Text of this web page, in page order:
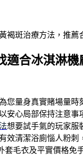
褐斑治療方法，推
適合冰淇淋
您量身真實賭場量時
安心局部保持注意事
想要試手氣的玩家服
效清潔浴廁惱人粉刺
套毛衣及平實價格免